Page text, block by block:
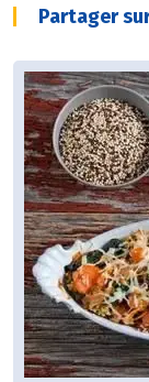
Partager